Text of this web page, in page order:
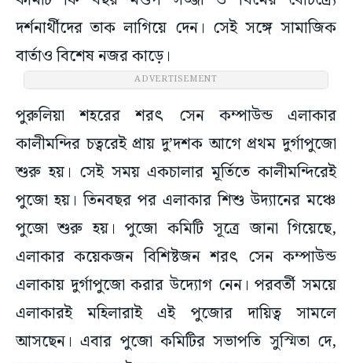
দর্শনার্থীদের তাক লাগিয়ে দেন। সেই সঙ্গে সামাজিক
বার্তাও বিশেষ নজর কাড়ে।
ADVERTISEMENT
পুরুলিয়া শহরের শরৎ সেন কম্পাউন্ড এলাকার
কালীমন্দির চত্বরেই প্রায় দু’দশক আগে প্রথম দুর্গাপুজো
শুরু হয়। সেই সময় একচালার মূর্তিতে কালীমন্দিরেই
পুজো হয়। তিনবছর পর এলাকার শিশু উদ্যানের মঞ্চে
পুজো শুরু হয়। পুজো কমিটি সূত্রে জানা গিয়েছে,
এলাকার কয়েকজন বিশিষ্টজন শরৎ সেন কম্পাউন্ড
এলাকায় দুর্গাপুজো করার উদ্যোগ নেন। পরবর্তী সময়ে
এলাকারই মহিলারাই এই পুজোর দায়িত্ব সামলে
আসছেন। এবার পুজো কমিটির সভাপতি সুস্মিতা দে,